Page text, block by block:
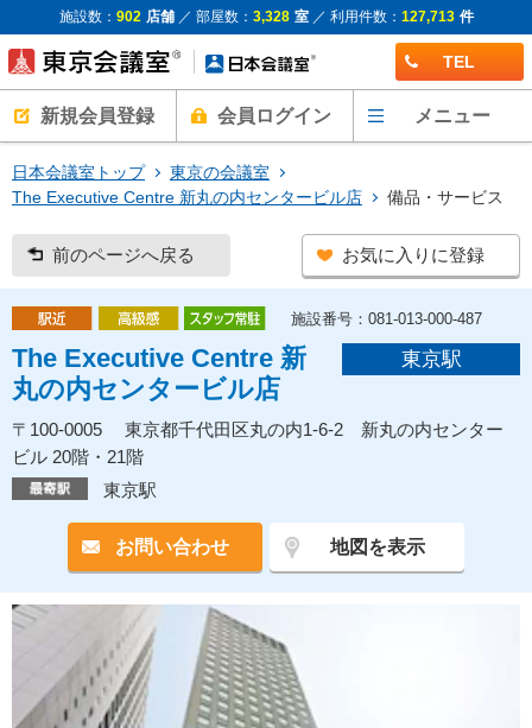
施設数： 902 店舗／ 部屋数： 3,328 室／ 利用件数： 127,713 件
TEL
新規会員登録 会員ログイン メニュー
日本会議室トップ
東京の会議室
The Executive Centre 新丸の内センタービル店
備品・サービス
前のページへ戻る お気に入りに登録
施設番号：081-013-000-487
The Executive Centre 新
丸の内センタービル店
東京駅
〒100-0005 東京都千代田区丸の内1-6-2 新丸の内センター
ビル 20階・21階
東京駅
お問い合わせ 地図を表示